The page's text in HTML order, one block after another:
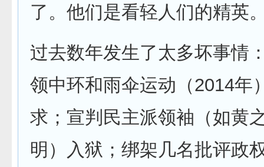
了。他们是看轻人们的精英
过去数年发生了太多坏事情
领中环和雨伞运动（2014年
求；宣判民主派领袖（如黄
明）入狱；绑架几名批评政